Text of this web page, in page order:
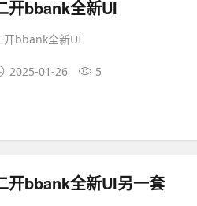
开bbank全新UI
开bbank全新UI
2025-01-26 5
开bbank全新UI另一套